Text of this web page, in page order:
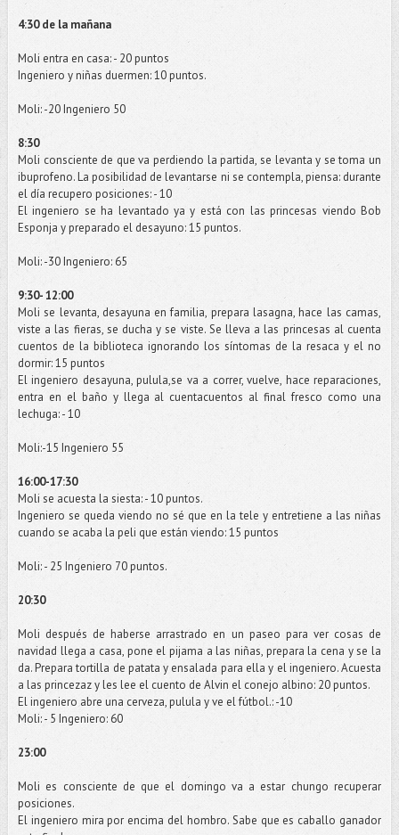
4:30 de la mañana
Moli entra en casa: - 20 puntos
Ingeniero y niñas duermen: 10 puntos.
Moli: -20 Ingeniero 50
8:30
Moli consciente de que va perdiendo la partida, se levanta y se toma un
ibuprofeno. La posibilidad de levantarse ni se contempla, piensa: durante
el día recupero posiciones: - 10
El ingeniero se ha levantado ya y está con las princesas viendoBob
Esponja y preparado el desayuno: 15 puntos.
Moli: -30 Ingeniero: 65
9:30- 12:00
Moli se levanta, desayuna en familia, preparalasagna, hace las camas,
viste a las fieras, se ducha y se viste. Se lleva a las princesas al cuenta
cuentos de la biblioteca ignorando los síntomas de la resaca y el no
dormir: 15 puntos
El ingeniero desayuna, pulula,se va a correr, vuelve, hace reparaciones,
entra en el baño y llega alcuentacuentos al final fresco como una
lechuga: - 10
Moli:-15 Ingeniero 55
16:00-17:30
Moli se acuesta la siesta: - 10 puntos.
Ingeniero se queda viendo no sé que en latele y entretiene a las niñas
cuando se acaba la peli que están viendo: 15 puntos
Moli: - 25 Ingeniero 70 puntos.
20:30
Moli después de haberse arrastrado en un paseo para ver cosas de
navidad llega a casa, pone el pijama a las niñas, prepara la cena y se la
da. Prepara tortilla de patata y ensalada para ella y el ingeniero. Acuesta
a las princezazy les lee el cuento de Alvin el conejo albino: 20 puntos.
El ingeniero abre una cerveza, pulula y ve elfútbol.: -10
Moli: - 5 Ingeniero: 60
23:00
Moli es consciente de que el domingo va a estar chungo recuperar
posiciones.
El ingeniero mira por encima del hombro. Sabe que es caballo ganador